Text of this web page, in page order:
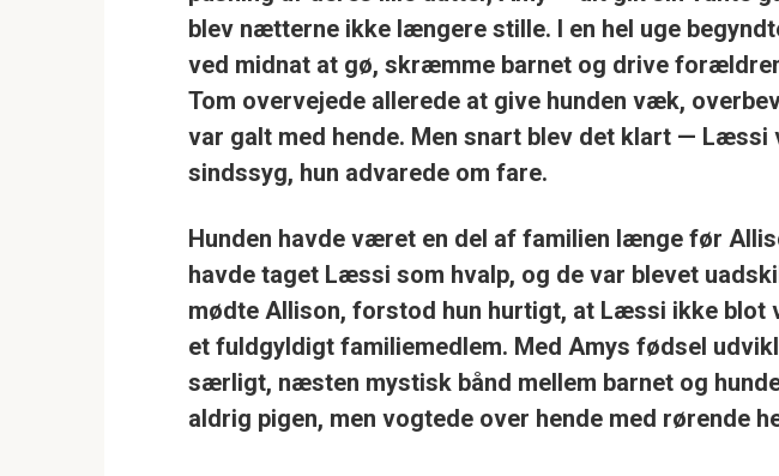
blev nætterne ikke længere stille. I en hel uge
ved midnat at gø, skræmme barnet og drive
Tom overvejede allerede at give hunden væk,
var galt med hende. Men snart blev det klart — Læssi
sindssyg, hun advarede om fare.
Hunden havde været en del af familien længe før
havde taget Læssi som hvalp, og de var blevet
mødte Allison, forstod hun hurtigt, at Læssi ikke blot
et fuldgyldigt familiemedlem. Med Amys fødsel
særligt, næsten mystisk bånd mellem barnet og
aldrig pigen, men vogtede over hende med rørende